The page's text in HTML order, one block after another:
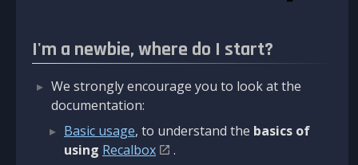
I'm a newbie, where do I start?
We strongly encourage you to look at the
documentation:
Basic usage, to understand the basics of
using Recalbox
.